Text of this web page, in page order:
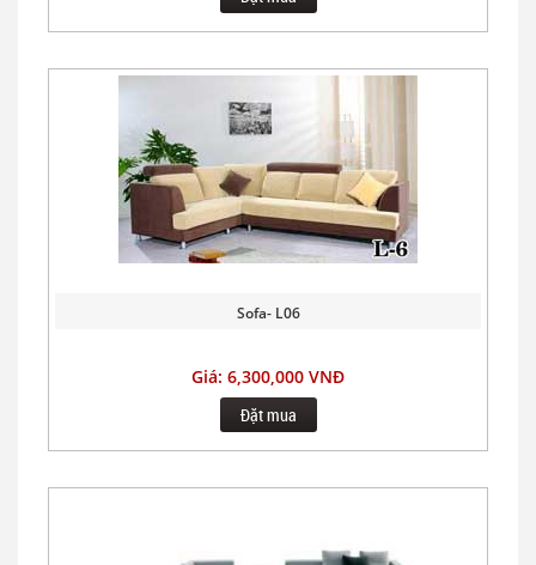
Sofa- L06
Giá: 6,300,000 VNĐ
Đặt mua